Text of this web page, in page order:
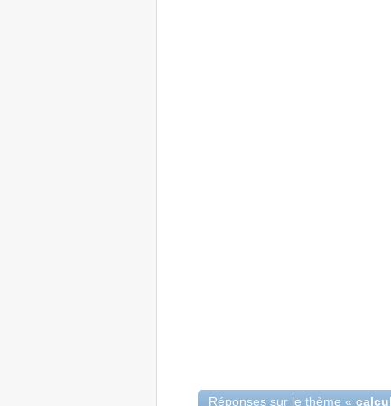
Réponses sur le thème «